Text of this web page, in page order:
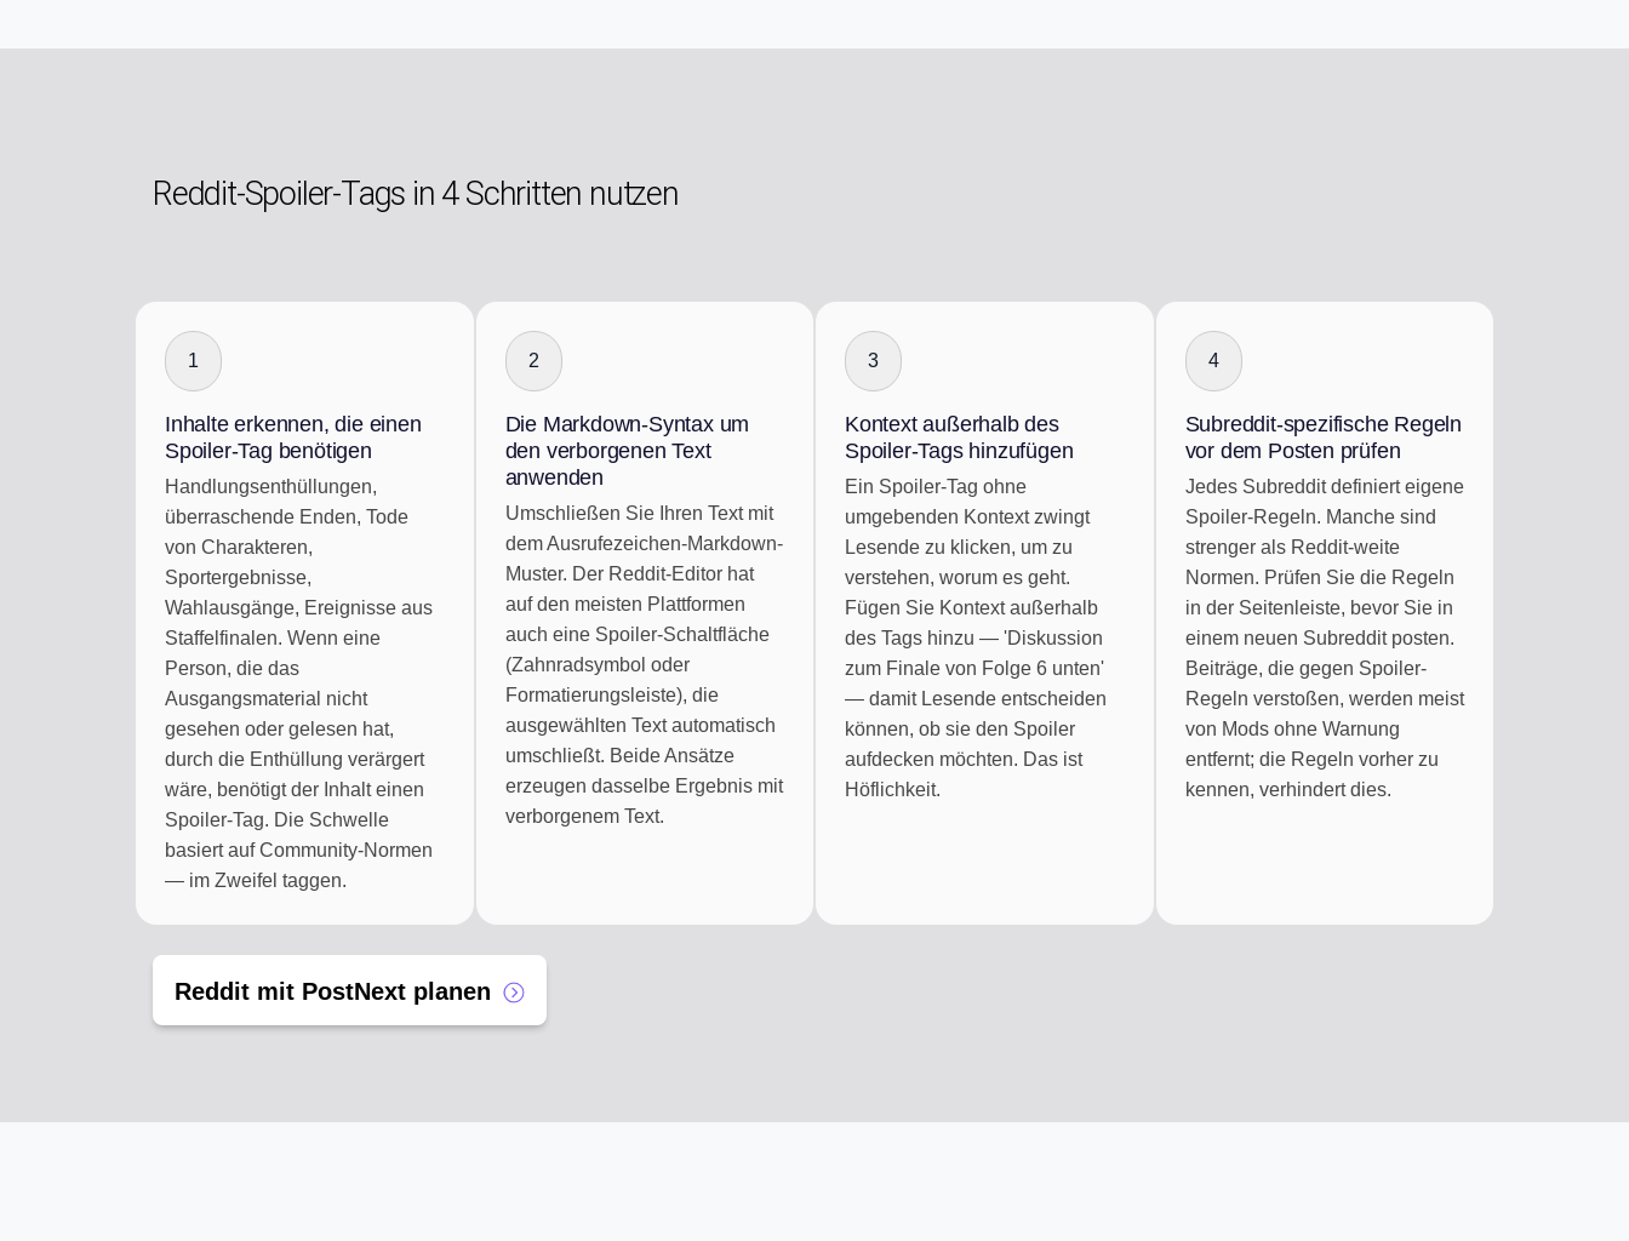
Reddit-Spoiler-Tags in 4 Schritten nutzen
1
Inhalte erkennen, die einen
Spoiler-Tag benötigen
Handlungsenthüllungen,
überraschende Enden, Tode
von Charakteren,
Sportergebnisse,
Wahlausgänge, Ereignisse aus
Staffelfinalen. Wenn eine
Person, die das
Ausgangsmaterial nicht
gesehen oder gelesen hat,
durch die Enthüllung verärgert
wäre, benötigt der Inhalt einen
Spoiler-Tag. Die Schwelle
basiert auf Community-Normen
— im Zweifel taggen.
2
Die Markdown-Syntax um
den verborgenen Text
anwenden
Umschließen Sie Ihren Text mit
dem Ausrufezeichen-Markdown-
Muster. Der Reddit-Editor hat
auf den meisten Plattformen
auch eine Spoiler-Schaltfläche
(Zahnradsymbol oder
Formatierungsleiste), die
ausgewählten Text automatisch
umschließt. Beide Ansätze
erzeugen dasselbe Ergebnis mit
verborgenem Text.
3
Kontext außerhalb des
Spoiler-Tags hinzufügen
Ein Spoiler-Tag ohne
umgebenden Kontext zwingt
Lesende zu klicken, um zu
verstehen, worum es geht.
Fügen Sie Kontext außerhalb
des Tags hinzu — 'Diskussion
zum Finale von Folge 6 unten'
— damit Lesende entscheiden
können, ob sie den Spoiler
aufdecken möchten. Das ist
Höflichkeit.
4
Subreddit-spezifische Regeln
vor dem Posten prüfen
Jedes Subreddit definiert eigene
Spoiler-Regeln. Manche sind
strenger als Reddit-weite
Normen. Prüfen Sie die Regeln
in der Seitenleiste, bevor Sie in
einem neuen Subreddit posten.
Beiträge, die gegen Spoiler-
Regeln verstoßen, werden meist
von Mods ohne Warnung
entfernt; die Regeln vorher zu
kennen, verhindert dies.
Reddit mit PostNext planen